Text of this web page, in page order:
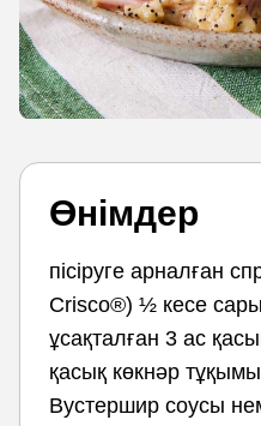
Өнімдер
пісіруге арналған
Crisco®) ½ кесе
ұсақталған 3 ас
қасық көкнәр
Вустершир соусы